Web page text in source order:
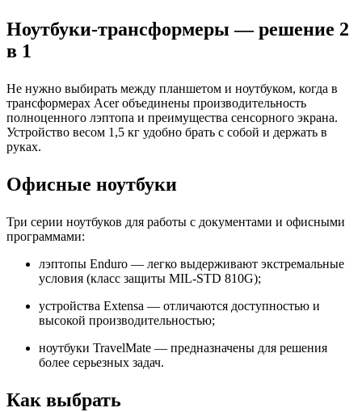
Ноутбуки-трансформеры — решение 2
в 1
Не нужно выбирать между планшетом и ноутбуком, когда в
трансформерах Acer объединены производительность
полноценного лэптопа и преимущества сенсорного экрана.
Устройство весом 1,5 кг удобно брать с собой и держать в
руках.
Офисные ноутбуки
Три серии ноутбуков для работы с документами и офисными
программами:
лэптопы Enduro — легко выдерживают экстремальные
условия (класс защиты MIL-STD 810G);
устройства Extensa — отличаются доступностью и
высокой производительностью;
ноутбуки TravelMate — предназначены для решения
более серьезных задач.
Как выбрать